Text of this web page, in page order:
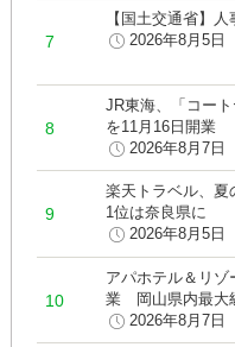
【国土交通省】人
2026年8月5日
JR東海、「コー
を11月16日開業
2026年8月7日
楽天トラベル、
1位は奈良県に
2026年8月5日
アパホテル＆リゾ
業 岡山県内最大
2026年8月7日